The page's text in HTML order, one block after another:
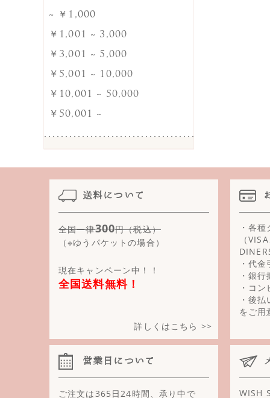
ゴールドストーン
ゴールドルチルクォーツ
サファイア
サードオニキス
シトリン
水晶
ストロベリークォーツ
スモーキークォーツ
スモーキークォーツ(クリ
スタルカット)
スモーキークォーツ(フロ
~ ￥1,000
￥1,001 ~ 3,000
￥3,001 ~ 5,000
￥5,001 ~ 10,000
￥10,001 ~ 50,000
￥50,001 ~
送料について
全国一律300円（税込）
（※ゆうパケットの場合）
現在キャンペーン中！！
全国送料無料！
詳しくはこちら >>
・各
（
・代
・銀
・コ
・後
をご
営業日について
ご注文は365日24時間、承り中で WISH